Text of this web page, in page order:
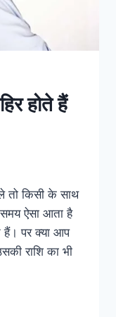
होते हैं
तो किसी के साथ
ऐसा आता है
हैं। पर क्या आप
राशि का भी